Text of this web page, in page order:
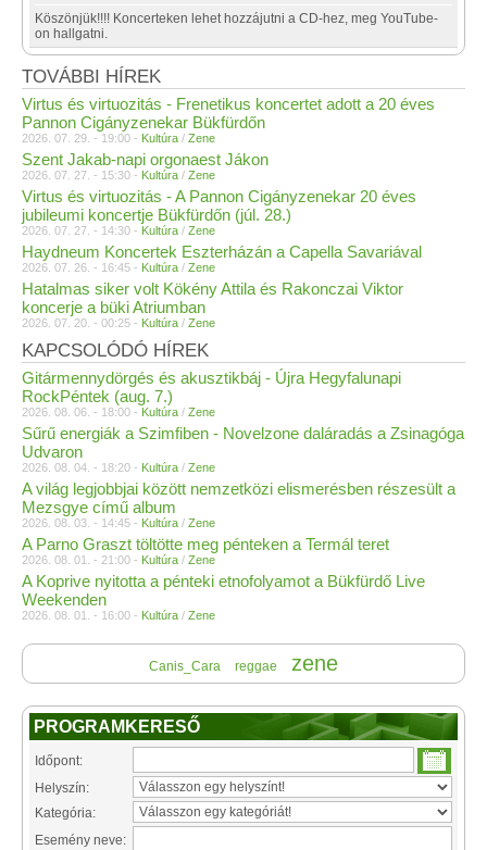
Köszönjük!!!! Koncerteken lehet hozzájutni a CD-hez, meg YouTube-
on hallgatni.
TOVÁBBI HÍREK
Virtus és virtuozitás - Frenetikus koncertet adott a 20 éves
Pannon Cigányzenekar Bükfürdőn
2026. 07. 29. - 19:00 - Kultúra / Zene
Szent Jakab-napi orgonaest Jákon
2026. 07. 27. - 15:30 - Kultúra / Zene
Virtus és virtuozitás - A Pannon Cigányzenekar 20 éves
jubileumi koncertje Bükfürdőn (júl. 28.)
2026. 07. 27. - 14:30 - Kultúra / Zene
Haydneum Koncertek Eszterházán a Capella Savariával
2026. 07. 26. - 16:45 - Kultúra / Zene
Hatalmas siker volt Kökény Attila és Rakonczai Viktor
koncerje a büki Atriumban
2026. 07. 20. - 00:25 - Kultúra / Zene
KAPCSOLÓDÓ HÍREK
Gitármennydörgés és akusztikbáj - Újra Hegyfalunapi
RockPéntek (aug. 7.)
2026. 08. 06. - 18:00 - Kultúra / Zene
Sűrű energiák a Szimfiben - Novelzone daláradás a Zsinagóga
Udvaron
2026. 08. 04. - 18:20 - Kultúra / Zene
A világ legjobbjai között nemzetközi elismerésben részesült a
Mezsgye című album
2026. 08. 03. - 14:45 - Kultúra / Zene
A Parno Graszt töltötte meg pénteken a Termál teret
2026. 08. 01. - 21:00 - Kultúra / Zene
A Koprive nyitotta a pénteki etnofolyamot a Bükfürdő Live
Weekenden
2026. 08. 01. - 16:00 - Kultúra / Zene
Canis_Cara reggae zene
PROGRAMKERESŐ
Időpont:
Helyszín:
Kategória:
Esemény neve: